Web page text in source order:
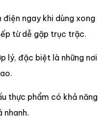
ngay khi dùng xong
từ dễ gặp trục trặc.
lý, đặc biệt là những nơi
thực phẩm có khả năng
nhanh.